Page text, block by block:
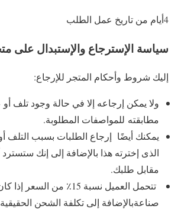
4أيام من تاريخ عمل الطلب
سياسة الإسترجاع والإستبدال على
إليك شروط وأحكام المتجر للإرجاع:
ولا يمكن إرجاعه إلا في حالة وجود تلف
مطابقته للمواصفات المطلوبة.
يمكنك أيضًا إرجاع الطلبات بسبب التلف
الذى إخترته هذا بالإضافة إلى إنك ستسترد
مقابل طلبك.
تتحمل العميل نسبة 15٪ من
صناعةبالإضافة إلى تكلفة الشحن الحقيقية